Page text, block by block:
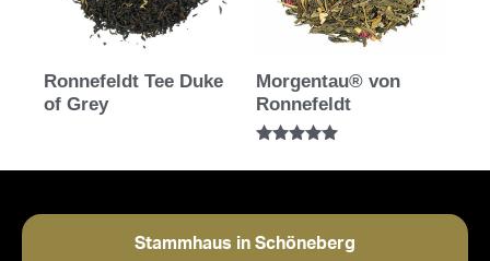
Ronnefeldt Tee Duke
of Grey
Morgentau® von
Ronnefeldt
5.00
Stammhaus in Schöneberg